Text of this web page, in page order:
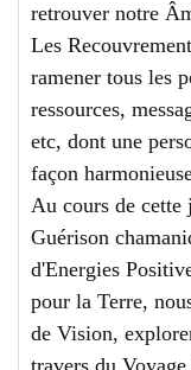
retrouver notre
Les
ramener tous les
ressources,
etc, dont une
façon
Au cours de cette
Guérison
d'Energies
pour la Terre,
de Vision,
travers du